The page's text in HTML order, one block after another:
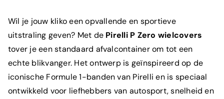
Wil je jouw kliko een opvallende en sportieve
uitstraling geven? Met de Pirelli P Zero wielcovers
tover je een standaard afvalcontainer om tot een
echte blikvanger. Het ontwerp is geïnspireerd op de
iconische Formule 1-banden van Pirelli en is speciaal
ontwikkeld voor liefhebbers van autosport, snelheid en